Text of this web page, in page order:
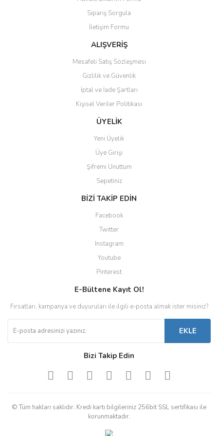
Ürün bilgilerinde hatalar bulunuyor.
Ürün fiyatı diğer sitelerden daha pahalı.
Bu ürüne benzer farklı alternatifler olmalı.
Gönder
Sipariş Sorgula
İletişim Formu
ALIŞVERİŞ
Mesafeli Satış Sözleşmesi
Gizlilik ve Güvenlik
İptal ve İade Şartları
Kişisel Veriler Politikası
ÜYELİK
Yeni Üyelik
Üye Girişi
Şifremi Unuttum
Sepetiniz
BİZİ TAKİP EDİN
Facebook
Twitter
Instagram
Youtube
Pinterest
E-Bültene Kayıt Ol!
Fırsatları, kampanya ve duyuruları ile ilgili e-posta almak ister misiniz?
EKLE
Bizi Takip Edin
© Tüm hakları saklıdır. Kredi kartı bilgileriniz 256bit SSL sertifikası ile
korunmaktadır.